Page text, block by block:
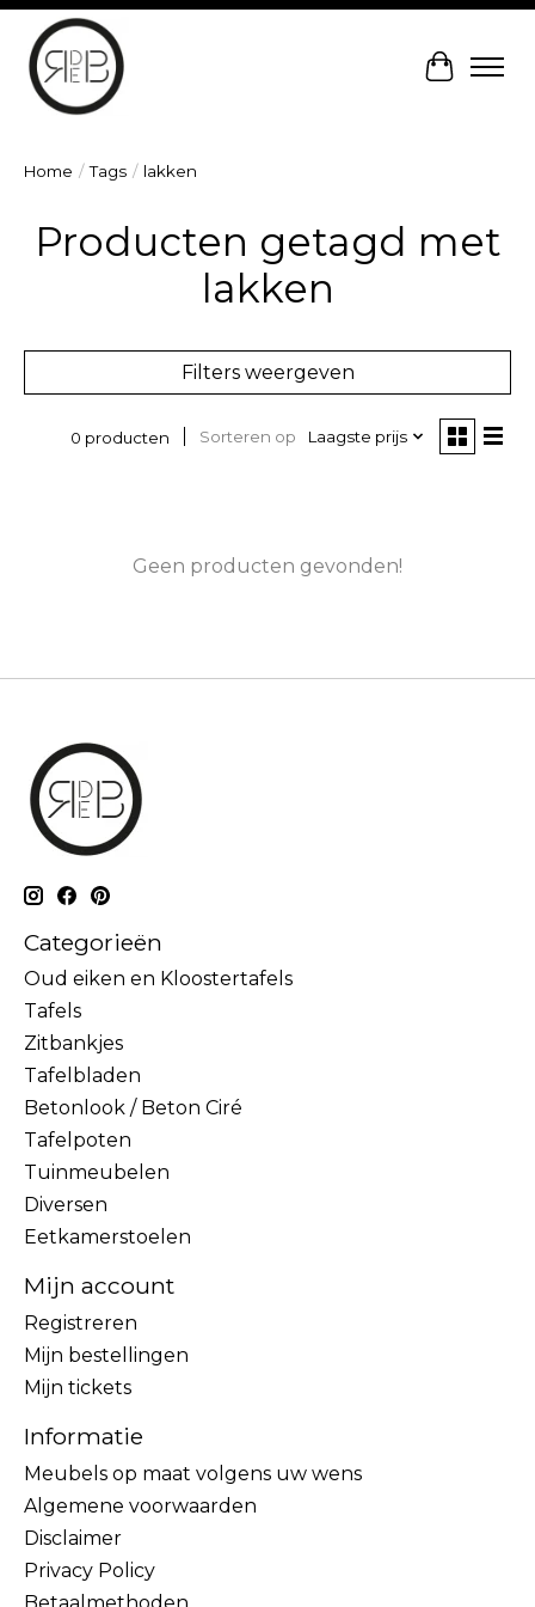
Home / Tags / lakken
Producten getagd met
lakken
Filters weergeven
0 producten Sorteren op Laagste prijs
Geen producten gevonden!
Categorieën
Oud eiken en Kloostertafels
Tafels
Zitbankjes
Tafelbladen
Betonlook / Beton Ciré
Tafelpoten
Tuinmeubelen
Diversen
Eetkamerstoelen
Mijn account
Registreren
Mijn bestellingen
Mijn tickets
Informatie
Meubels op maat volgens uw wens
Algemene voorwaarden
Disclaimer
Privacy Policy
Betaalmethoden